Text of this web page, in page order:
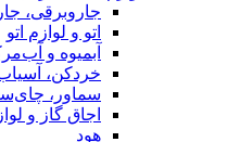
جاروبرقی،
اتو و لوازم اتو
آبمیوه و
خردکن،
سماور،
اجاق گاز و
هود